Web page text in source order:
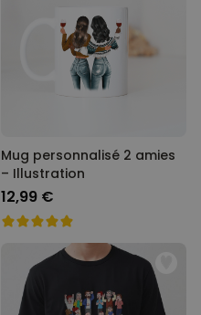
Mug personnalisé 2 amies
– Illustration
12,99 €